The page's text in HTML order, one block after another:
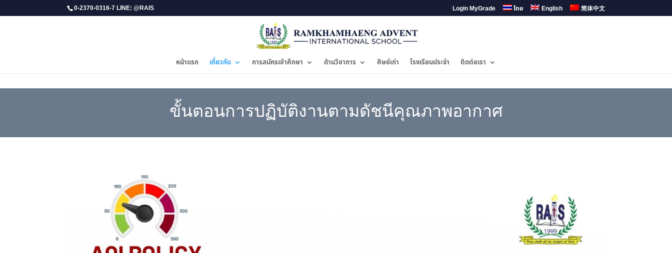
0-2370-0316-7 LINE: @RAIS Login MyGrade ไทย English 简体中文
หน้าแรก เกี่ยวกับ การสมัครเข้าศึกษา ด้านวิชาการ ศิษย์เก่า โรงเรียนประจำ ติดต่อเรา
ขั้นตอนการปฏิบัติงานตามดัชนีคุณภาพอากาศ